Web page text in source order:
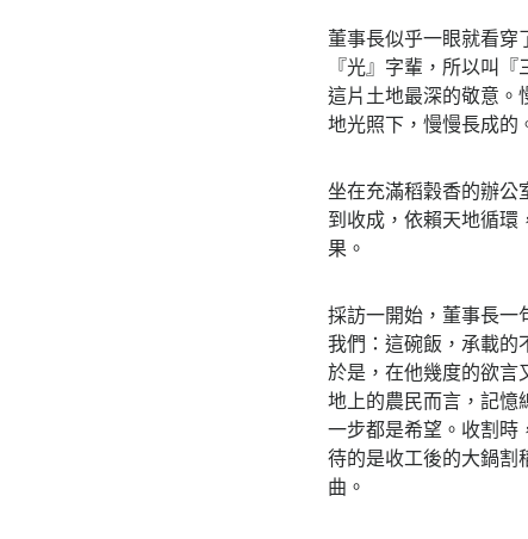
董事長似乎一眼就看穿
『光』字輩，所以叫
這片土地最深的敬意
地光照下，慢慢長成的
坐在充滿稻穀香的辦公
到收成，依賴天地循環
果。
採訪一開始，董事長一
我們：這碗飯，承載的
於是，在他幾度的欲言
地上的農民而言，記
一步都是希望。收割時
待的是收工後的大鍋割
曲。